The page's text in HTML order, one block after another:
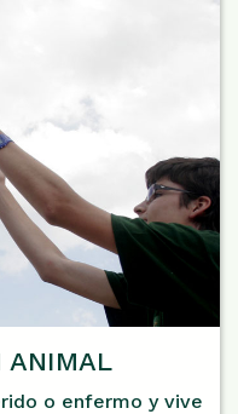
ANIMAL
o enfermo y vive